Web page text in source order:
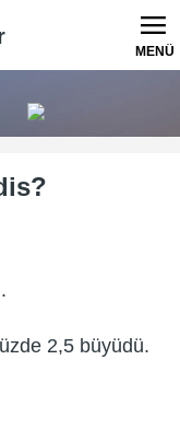
MENÜ
2,5 büyüdü.